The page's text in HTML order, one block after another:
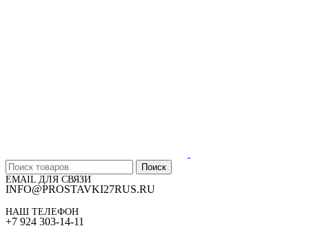
Поиск
EMAIL ДЛЯ СВЯЗИ
INFO@PROSTAVKI27RUS.RU
НАШ ТЕЛЕФОН
+7 924 303-14-11